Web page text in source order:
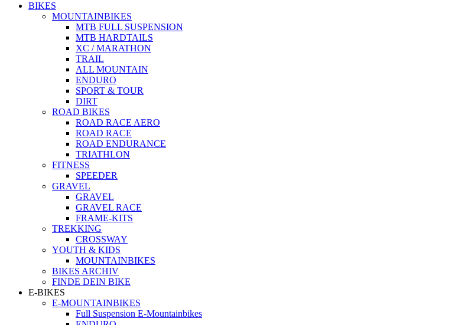
BIKES
MOUNTAINBIKES
MTB FULL SUSPENSION
MTB HARDTAILS
XC / MARATHON
TRAIL
ALL MOUNTAIN
ENDURO
SPORT & TOUR
DIRT
ROAD BIKES
ROAD RACE AERO
ROAD RACE
ROAD ENDURANCE
TRIATHLON
FITNESS
SPEEDER
GRAVEL
GRAVEL
GRAVEL RACE
FRAME-KITS
TREKKING
CROSSWAY
YOUTH & KIDS
MOUNTAINBIKES
BIKES ARCHIV
FINDE DEIN BIKE
E-BIKES
E-MOUNTAINBIKES
Full Suspension E-Mountainbikes